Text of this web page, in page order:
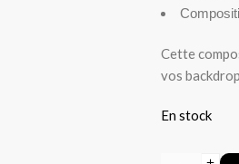
Cette
vos
En stock